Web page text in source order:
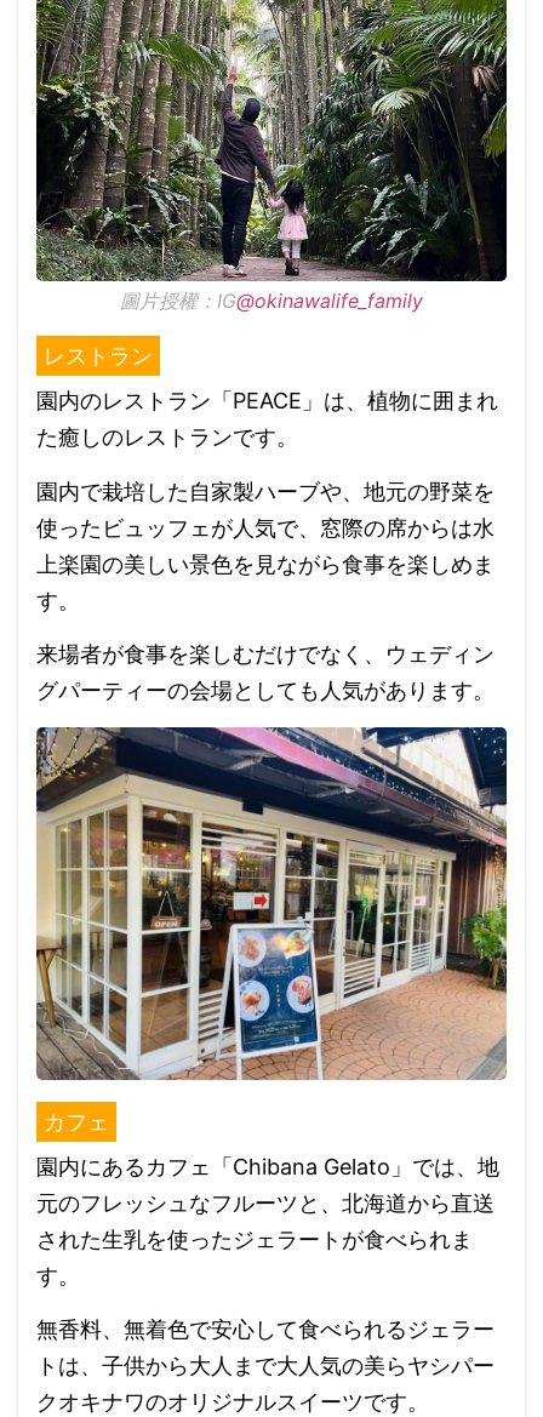
圖片授權：IG@okinawalife_family
レストラン
園内のレストラン「PEACE」は、植物に囲まれ
た癒しのレストランです。
園内で栽培した自家製ハーブや、地元の野菜を
使ったビュッフェが人気で、窓際の席からは水
上楽園の美しい景色を見ながら食事を楽しめま
す。
来場者が食事を楽しむだけでなく、ウェディン
グパーティーの会場としても人気があります。
カフェ
園内にあるカフェ「Chibana Gelato」では、地
元のフレッシュなフルーツと、北海道から直送
された生乳を使ったジェラートが食べられま
す。
無香料、無着色で安心して食べられるジェラー
トは、子供から大人まで大人気の美らヤシパー
クオキナワのオリジナルスイーツです。